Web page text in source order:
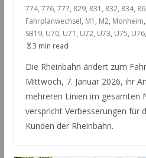
774, 776, 777, 829, 831 , 832, 834,
Fahrplanwechsel, M1 , M2, Monheim,
SB19, U70, U71 , U72, U73, U75, U76,
3 min read
Die Rheinbahn ändert zum
Mittwoch, 7. Januar 2026, ihr
mehreren Linien im gesamten
verspricht Verbesserungen für
Kunden der Rheinbahn.